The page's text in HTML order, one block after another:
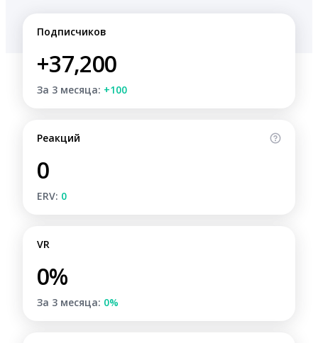
Подписчиков
+37,200
За 3 месяца: +100
Реакций
0
ERV: 0
VR
0%
За 3 месяца: 0%